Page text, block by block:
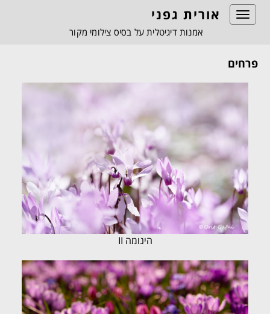
Toggle
navigation
אורית גפני
אמנות דיגיטלית על בסיס צילומי מקור
פרחים
הינומה II